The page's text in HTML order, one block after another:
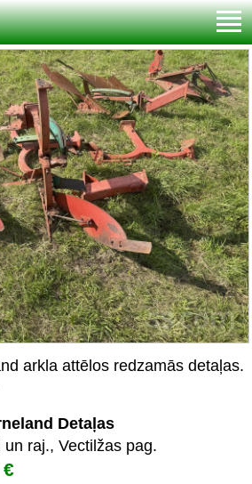
arkla attēlos redzamās detaļas.
Detaļas
un raj., Vectilžas pag.
€